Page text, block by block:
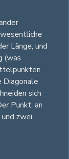
Länge, und
(was
Diagonale
sich
Punkt, an
zwei